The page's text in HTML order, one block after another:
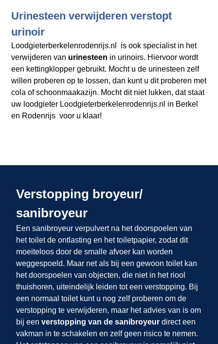
Urinesteen verwijderen verstopt
urinoir
Loodgieterberkelenrodenrijs.nl is ook specialist in het
verwijderen van urinesteen in urinoirs. Hiervoor wordt
een kettingklopper gebruikt. Mocht u de urinesteen zelf
willen proberen op te lossen, dan kunt u dit proberen met
cola of schoonmaakazijn. Mocht dit niet lukken, dat staat
uw loodgieter Loodgieterberkelenrodenrijs.nl in Berkel
en Rodenrijs voor u klaar!
Verstopping broyeur/
sanibroyeur
Een sanibroyeur verpulvert na het doorspoelen van
het toilet de ontlasting en het toiletpapier, zodat dit
moeiteloos door de smalle afvoer kan worden
weggespoeld. Maar net als bij een gewoon toilet kan
het doorspoelen van objecten, die niet in het riool
thuishoren, uiteindelijk leiden tot een verstopping. Bij
een normaal toilet kunt u nog zelf proberen om de
verstopping te verwijderen, maar het advies van is om
bij een verstopping van de sanibroyeurdirect een
vakman in te schakelen en zelf geen risico te nemen.